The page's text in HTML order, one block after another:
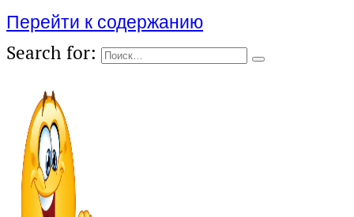
Перейти к содержанию
Search for: